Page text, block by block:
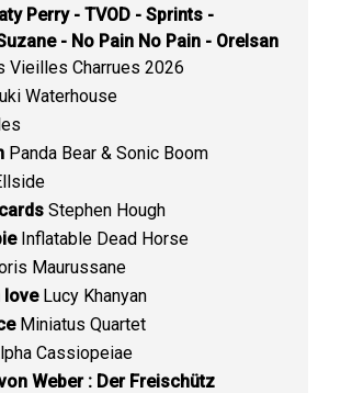
Perry - TVOD - Sprints -
- No Pain No Pain - Orelsan
Vieilles Charrues 2026
Waterhouse
Panda Bear & Sonic Boom
Stephen Hough
Inflatable Dead Horse
Maurussane
loveLucy Khanyan
Miniatus Quartet
Cassiopeiae
Weber : Der Freischütz